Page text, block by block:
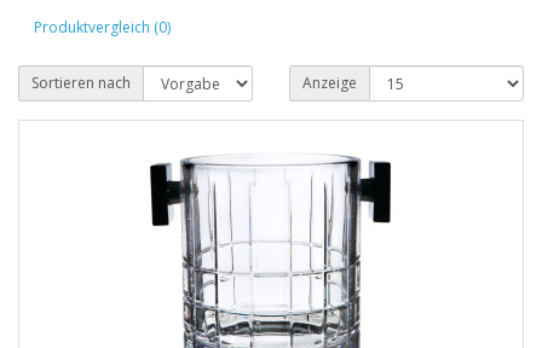
Produktvergleich (0)
Sortieren nach Anzeige